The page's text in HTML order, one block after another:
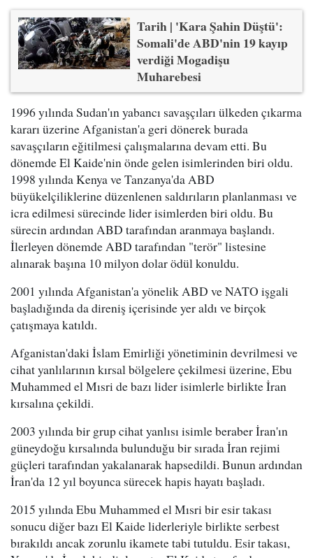
Tarih | 'Kara Şahin Düştü':
Somali'de ABD'nin 19 kayıp
verdiği Mogadişu
Muharebesi
1996 yılında Sudan'ın yabancı savaşçıları ülkeden çıkarma
kararı üzerine Afganistan'a geri dönerek burada
savaşçıların eğitilmesi çalışmalarına devam etti. Bu
dönemde El Kaide'nin önde gelen isimlerinden biri oldu.
1998 yılında Kenya ve Tanzanya'da ABD
büyükelçiliklerine düzenlenen saldırıların planlanması ve
icra edilmesi sürecinde lider isimlerden biri oldu. Bu
sürecin ardından ABD tarafından aranmaya başlandı.
İlerleyen dönemde ABD tarafından "terör" listesine
alınarak başına 10 milyon dolar ödül konuldu.
2001 yılında Afganistan'a yönelik ABD ve NATO işgali
başladığında da direniş içerisinde yer aldı ve birçok
çatışmaya katıldı.
Afganistan'daki İslam Emirliği yönetiminin devrilmesi ve
cihat yanlılarının kırsal bölgelere çekilmesi üzerine, Ebu
Muhammed el Mısri de bazı lider isimlerle birlikte İran
kırsalına çekildi.
2003 yılında bir grup cihat yanlısı isimle beraber İran'ın
güneydoğu kırsalında bulunduğu bir sırada İran rejimi
güçleri tarafından yakalanarak hapsedildi. Bunun ardından
İran'da 12 yıl boyunca sürecek hapis hayatı başladı.
2015 yılında Ebu Muhammed el Mısri bir esir takası
sonucu diğer bazı El Kaide liderleriyle birlikte serbest
bırakıldı ancak zorunlu ikamete tabi tutuldu. Esir takası,